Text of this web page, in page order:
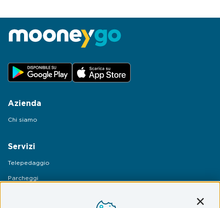
Azienda
Chi siamo
Servizi
Telepedaggio
Parcheggi